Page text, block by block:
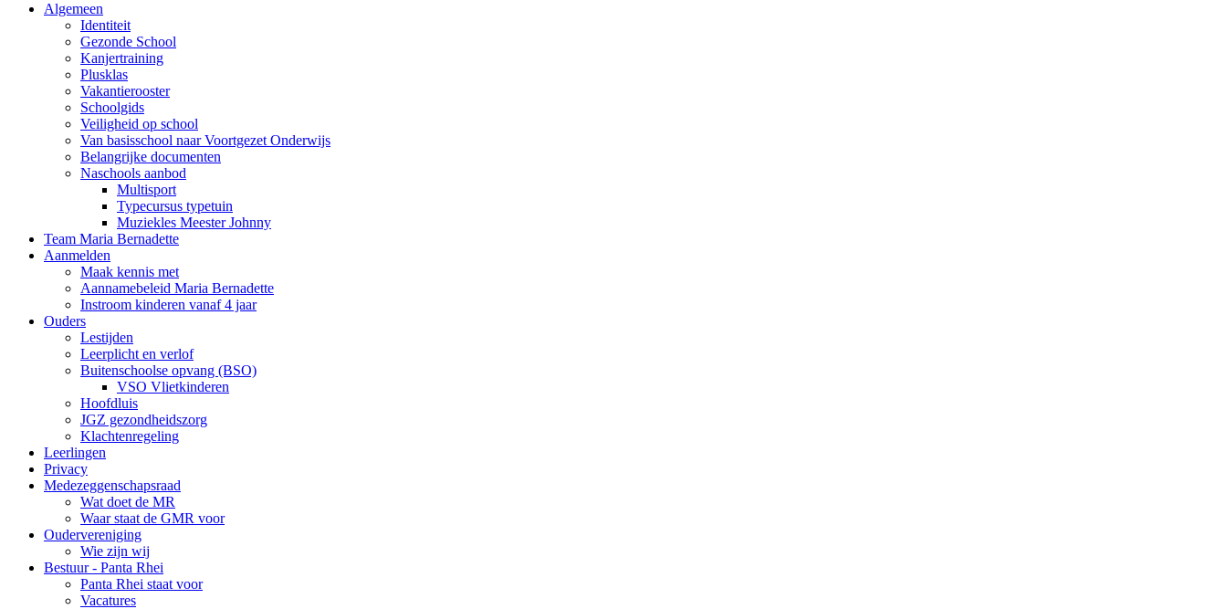
Algemeen
Identiteit
Gezonde School
Kanjertraining
Plusklas
Vakantierooster
Schoolgids
Veiligheid op school
Van basisschool naar Voortgezet Onderwijs
Belangrijke documenten
Naschools aanbod
Multisport
Typecursus typetuin
Muziekles Meester Johnny
Team Maria Bernadette
Aanmelden
Maak kennis met
Aannamebeleid Maria Bernadette
Instroom kinderen vanaf 4 jaar
Ouders
Lestijden
Leerplicht en verlof
Buitenschoolse opvang (BSO)
VSO Vlietkinderen
Hoofdluis
JGZ gezondheidszorg
Klachtenregeling
Leerlingen
Privacy
Medezeggenschapsraad
Wat doet de MR
Waar staat de GMR voor
Oudervereniging
Wie zijn wij
Bestuur - Panta Rhei
Panta Rhei staat voor
Vacatures